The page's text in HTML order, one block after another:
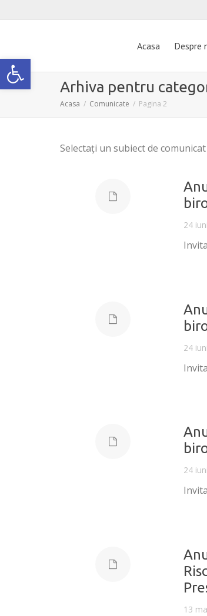
Deschide bara de unelte
Acasa Despre
Arhiva pentru
Acasa Comunicate Pagina 2
Selectaţi un subiectde comunicat
24
24
24
13